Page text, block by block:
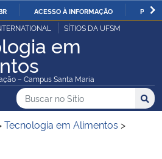
IR
PARA
O
CONTEÚDO
ACESSO À INFORMAÇÃO
Pública
SÍTIOS DA UFSM
em
– Campus Santa Maria
do Sítio
Busca
Buscar no no Sítio
Busca:
Tecnologia em Alimentos >